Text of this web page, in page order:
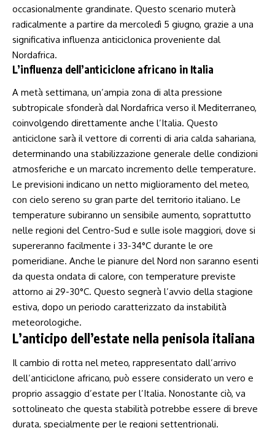
occasionalmente⁤ grandinate. Questo scenario muterà
radicalmente a‍ partire da mercoledì 5 giugno, grazie a una
significativa influenza anticiclonica proveniente dal
Nordafrica.
L’influenza dell’anticiclone africano in Italia
A metà settimana, un’ampia zona di alta pressione
subtropicale sfonderà dal Nordafrica ⁣verso il‍ Mediterraneo,
‌coinvolgendo direttamente anche l’Italia. Questo
anticiclone sarà il vettore ‍di correnti ​di aria calda ⁢sahariana,
determinando una stabilizzazione generale⁢ delle condizioni​
atmosferiche ‍e un marcato incremento delle temperature.
Le previsioni indicano un ‌netto miglioramento del meteo,
con cielo ⁤sereno su gran parte del territorio italiano. Le
temperature subiranno un sensibile aumento, soprattutto
nelle regioni del Centro-Sud e​ sulle ⁤isole maggiori, dove ‌si⁤
supereranno facilmente i 33-34°C durante le ore
pomeridiane. Anche le pianure del Nord non saranno​ esenti
da questa‍ ondata di calore, con temperature previste
attorno ai 29-30°C. Questo segnerà l’avvio della stagione
estiva, dopo un periodo caratterizzato da instabilità
meteorologiche.
L’anticipo dell’estate‌ nella⁣ penisola italiana
Il‍ cambio di ​rotta nel meteo, rappresentato ⁣dall’arrivo
dell’anticiclone africano, può essere considerato un ⁢vero e
proprio assaggio d’estate per l’Italia. Nonostante ciò, va
sottolineato che questa stabilità potrebbe essere⁣ di breve
durata, specialmente ‍per le regioni settentrionali.